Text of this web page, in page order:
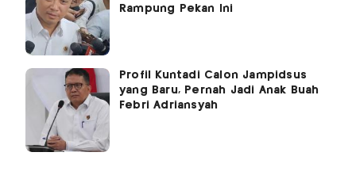
Rampung Pekan Ini
Profil Kuntadi Calon Jampidsus
yang Baru, Pernah Jadi Anak Buah
Febri Adriansyah